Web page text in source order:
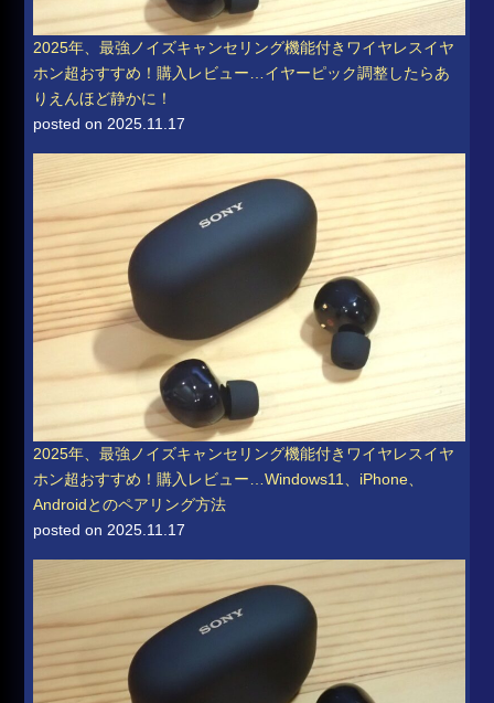
2025年、最強ノイズキャンセリング機能付きワイヤレスイヤ
ホン超おすすめ！購入レビュー…イヤーピック調整したらあ
りえんほど静かに！
posted on 2025.11.17
2025年、最強ノイズキャンセリング機能付きワイヤレスイヤ
ホン超おすすめ！購入レビュー…Windows11、iPhone、
Androidとのペアリング方法
posted on 2025.11.17